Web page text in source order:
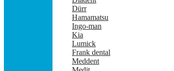
Dürr
Hamamatsu
Ingo-man
Kia
Lumick
Frank dental
Meddent